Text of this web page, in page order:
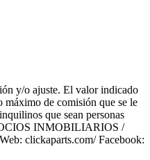
y/o ajuste. El valor indicado
máximo de comisión que se le
que sean personas
INMOBILIARIOS /
clickaparts.com/ Facebook: